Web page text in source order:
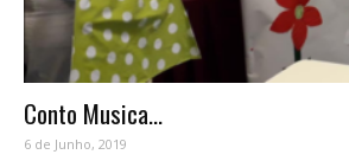
Conto Musica...
6 de Junho, 2019